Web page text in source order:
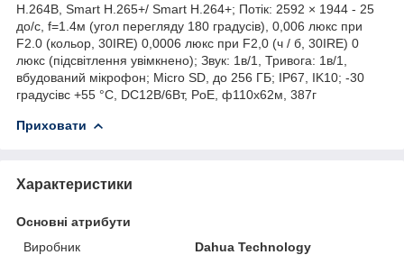
H.264B, Smart H.265+/ Smart H.264+; Потік: 2592 × 1944 - 25
до/с, f=1.4м (угол перегляду 180 градусів), 0,006 люкс при
F2.0 (кольор, 30IRE) 0,0006 люкс при F2,0 (ч / б, 30IRE) 0
люкс (підсвітлення увімкнено); Звук: 1в/1, Тривога: 1в/1,
вбудований мікрофон; Micro SD, до 256 ГБ; IP67, IK10; -30
градусівс +55 °С, DC12В/6Вт, PoE, ф110x62м, 387г
Приховати
Характеристики
Основні атрибути
Виробник
Dahua Technology